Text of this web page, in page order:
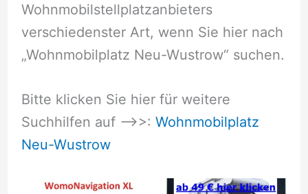
Wohnmobilstellplatzanbieters
verschiedenster Art, wenn Sie hier nach
„Wohnmobilplatz Neu-Wustrow“ suchen.
Bitte klicken Sie hier für weitere
Suchhilfen auf –>>: Wohnmobilplatz
Neu-Wustrow